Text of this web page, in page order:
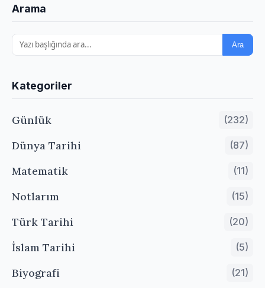
Arama
Ara
Kategoriler
Günlük (232)
Dünya Tarihi (87)
Matematik (11)
Notlarım (15)
Türk Tarihi (20)
İslam Tarihi (5)
Biyografi (21)